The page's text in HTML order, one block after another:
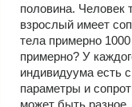
половина. Человек
взрослый имеет
тела примерно
примерно? У
индивидуума есть
параметры и
может быть разное.